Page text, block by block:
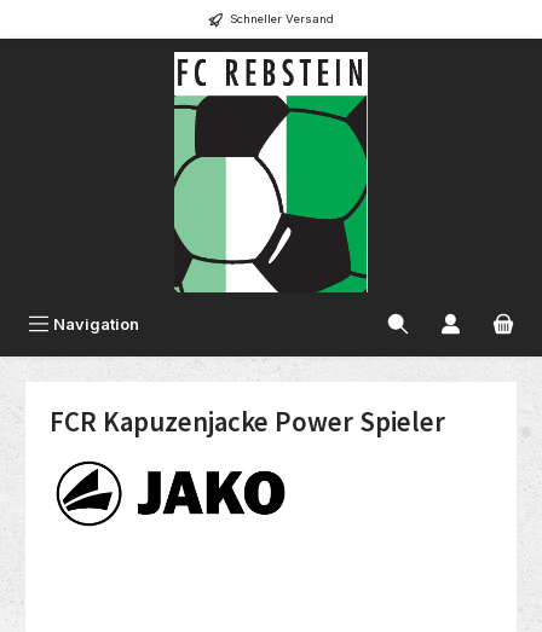
Schneller Versand
Navigation
FCR Kapuzenjacke Power Spieler